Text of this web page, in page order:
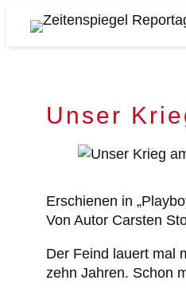
InhaltZeitenspiegel
Unser
Erschienen in
Von Autor Carsten
Der Feind lauert mal
zehn Jahren. Schon